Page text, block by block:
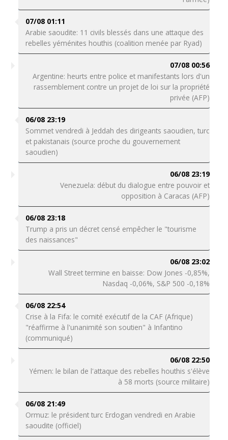
07/08 01:11
Arabie saoudite: 11 civils blessés dans une attaque des
rebelles yéménites houthis (coalition menée par Ryad)
07/08 00:56
Argentine: heurts entre police et manifestants lors d'un
rassemblement contre un projet de loi sur la propriété
privée (AFP)
06/08 23:19
Sommet vendredi à Jeddah des dirigeants saoudien, turc
et pakistanais (source proche du gouvernement
saoudien)
06/08 23:19
Venezuela: début du dialogue entre pouvoir et
opposition à Caracas (AFP)
06/08 23:18
Trump a pris un décret censé empêcher le "tourisme
des naissances"
06/08 23:02
Wall Street termine en baisse: Dow Jones -0,85%,
Nasdaq -0,06%, S&P 500 -0,18%
06/08 22:54
Crise à la Fifa: le comité exécutif de la CAF (Afrique)
"réaffirme à l'unanimité son soutien" à Infantino
(communiqué)
06/08 22:50
Yémen: le bilan de l'attaque des rebelles houthis s'élève
à 58 morts (source militaire)
06/08 21:49
Ormuz: le président turc Erdogan vendredi en Arabie
saoudite (officiel)